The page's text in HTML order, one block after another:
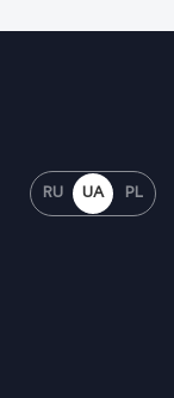
RU UA PL